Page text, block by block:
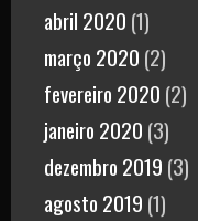
abril 2020 (1)
março 2020 (2)
fevereiro 2020 (2)
janeiro 2020 (3)
dezembro 2019 (3)
agosto 2019 (1)